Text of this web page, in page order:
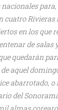
para,
cuatro Rivieras
en los que
de salas
quedarán
aquel
abarrotado,
del
almas